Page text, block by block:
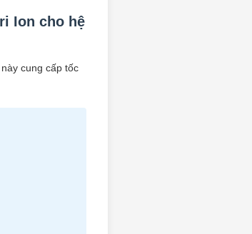
Ion cho hệ
cung cấp tốc